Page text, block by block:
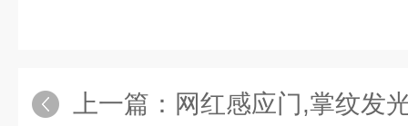
上一篇： 网红感应门,掌纹发